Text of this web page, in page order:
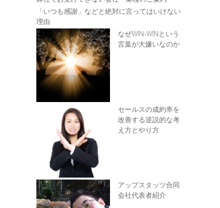
「いつも感謝」などと絶対に言ってはいけない
理由
なぜWIN-WINという
言葉が大嫌いなのか
セールスの成約率を
改善する逆説的な考
え方とやり方
アップスタッツ合同
会社代表者紹介